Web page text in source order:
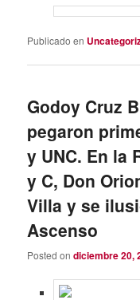
Publicado en
Godoy Cruz
pegaron
y UNC. En la
y C, Don
Villa y se
Ascenso
Posted ondiciembre 20,